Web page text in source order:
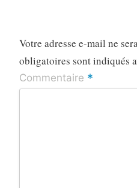
Votre adresse e-mail ne
obligatoires sont indiqués
Commentaire *